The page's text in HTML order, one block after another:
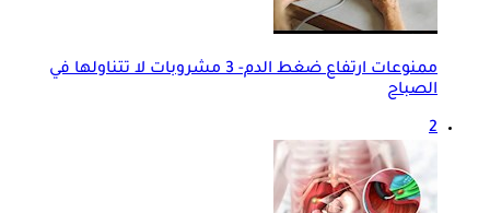
ممنوعات ارتفاع ضغط الدم- 3 مشروبات لا تتناولها في
الصباح
2